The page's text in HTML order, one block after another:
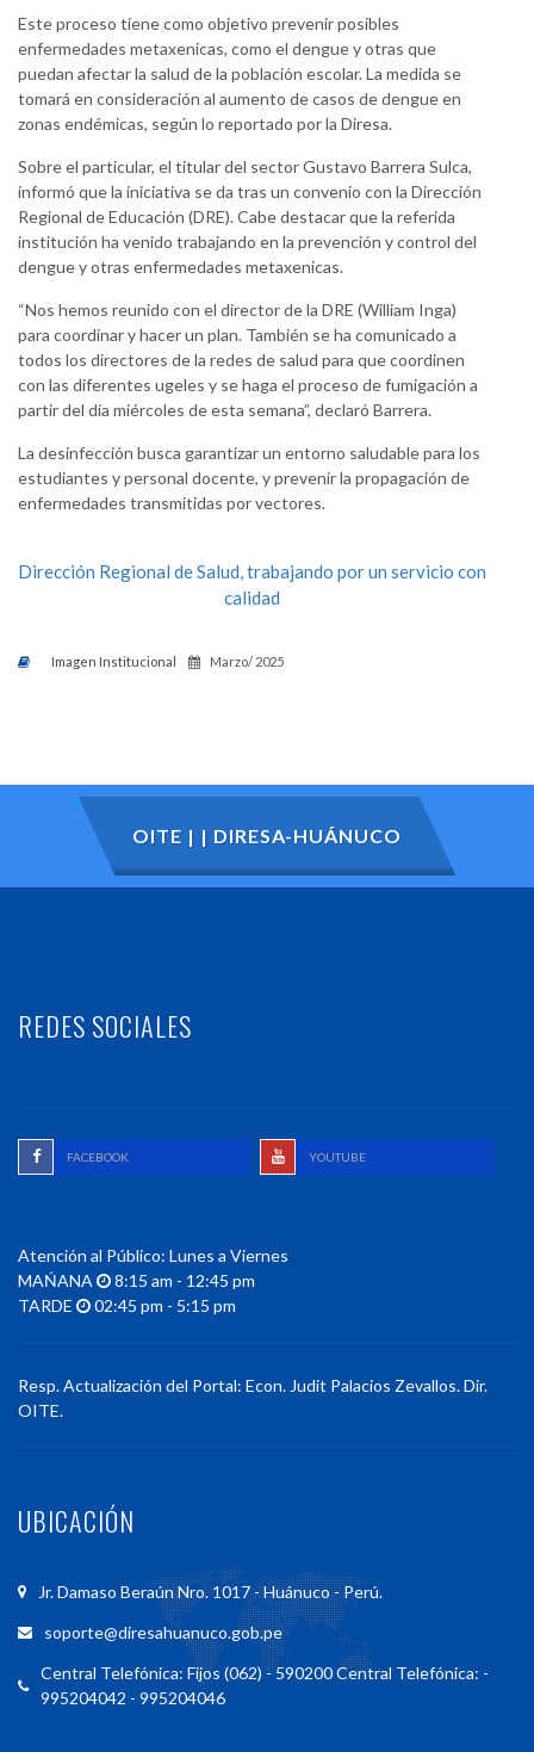
Este proceso tiene como objetivo prevenir posibles
enfermedades metaxenicas, como el dengue y otras que
puedan afectar la salud de la población escolar. La medida se
tomará en consideración al aumento de casos de dengue en
zonas endémicas, según lo reportado por la Diresa.
Sobre el particular, el titular del sector Gustavo Barrera Sulca,
informó que la iniciativa se da tras un convenio con la Dirección
Regional de Educación (DRE). Cabe destacar que la referida
institución ha venido trabajando en la prevención y control del
dengue y otras enfermedades metaxenicas.
“Nos hemos reunido con el director de la DRE (William Inga)
para coordinar y hacer un plan. También se ha comunicado a
todos los directores de la redes de salud para que coordinen
con las diferentes ugeles y se haga el proceso de fumigación a
partir del día miércoles de esta semana”, declaró Barrera.
La desinfección busca garantizar un entorno saludable para los
estudiantes y personal docente, y prevenir la propagación de
enfermedades transmitidas por vectores.
Dirección Regional de Salud, trabajando por un servicio con
calidad
Imagen Institucional Marzo/ 2025
OITE | | DIRESA-HUÁNUCO
REDES SOCIALES
FACEBOOK YOUTUBE
Atención al Público: Lunes a Viernes
MAŃANA
8:15 am - 12:45 pm
TARDE
02:45 pm - 5:15 pm
Resp. Actualización del Portal: Econ. Judit Palacios Zevallos. Dir.
OITE.
UBICACIÓN
Jr. Damaso Beraún Nro. 1017 - Huánuco - Perú.
soporte@diresahuanuco.gob.pe
Central Telefónica: Fijos (062) - 590200 Central Telefónica: -
995204042 - 995204046